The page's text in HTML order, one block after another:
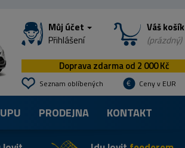
Můj účet
Přihlášení
Váš košík
(prázdný)
Doprava zdarma od 2 000 Kč
Seznam oblíbených Ceny v EUR
PRODEJNA KONTAKT